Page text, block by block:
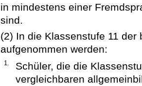
in mindestens einer
sind.
(2) In die Klassenstufe 11
aufgenommen werden:
1.
Schüler, die die
vergleichbaren